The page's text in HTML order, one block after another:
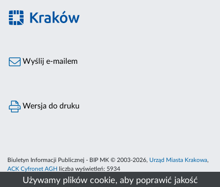
Używamy plików cookie, aby poprawić jakość
Wyślij e-mailem
Wersja do druku
Biuletyn Informacji Publicznej - BIP MK © 2003-2026, Urząd Miasta Krakowa,
ACK Cyfronet AGH liczba wyświetleń: 5934